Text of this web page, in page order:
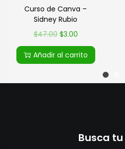
Curso de Canva –
Sidney Rubio
$47.00 $3.00
Añadir al carrito
Busca